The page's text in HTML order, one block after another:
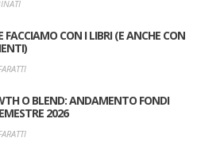
FACCIAMO CON I LIBRI (E ANCHE CON
O BLEND: ANDAMENTO FONDI
2026